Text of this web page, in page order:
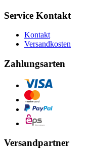
Service Kontakt
Kontakt
Versandkosten
Zahlungsarten
Versandpartner